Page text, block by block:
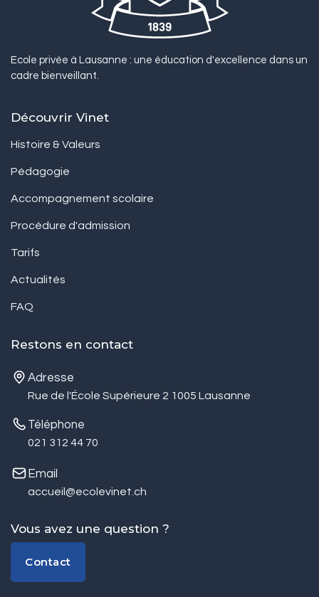
Ecole privée à Lausanne : une éducation d'excellence dans un
cadre bienveillant.
Découvrir Vinet
Histoire & Valeurs
Pédagogie
Accompagnement scolaire
Procédure d'admission
Tarifs
Actualités
FAQ
Restons en contact
Adresse
Rue de l'École Supérieure 2 1005 Lausanne
Téléphone
021 312 44 70
Email
accueil@ecolevinet.ch
Vous avez une question ?
Contact
Contact